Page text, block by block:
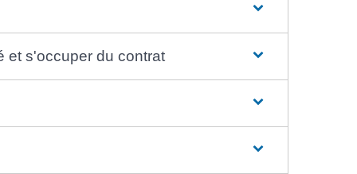
et s'occuper du contrat